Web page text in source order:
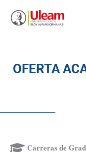
OFERTA
Carreras de